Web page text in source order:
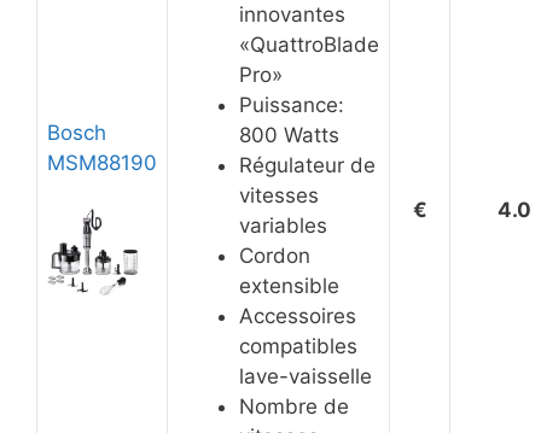
Bosch
MSM88190
innovantes
«QuattroBlade
Pro»
Puissance:
800 Watts
Régulateur de
vitesses
variables
Cordon
extensible
Accessoires
compatibles
lave-vaisselle
Nombre de
€ 4.0